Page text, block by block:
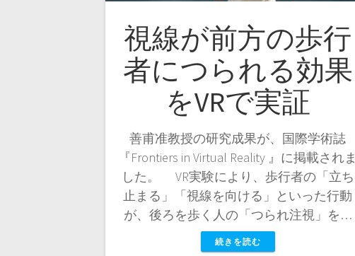
視線が前方の歩行
者につられる効果
をVRで実証
善甫准教授の研究成果が、国際学術誌
『Frontiers in Virtual Reality 』に掲載されま
した。 VR実験により、歩行者の「立ち
止まる」「視線を向ける」といった行動
が、後ろを歩く人の「つられ注視」を…
続きを読む